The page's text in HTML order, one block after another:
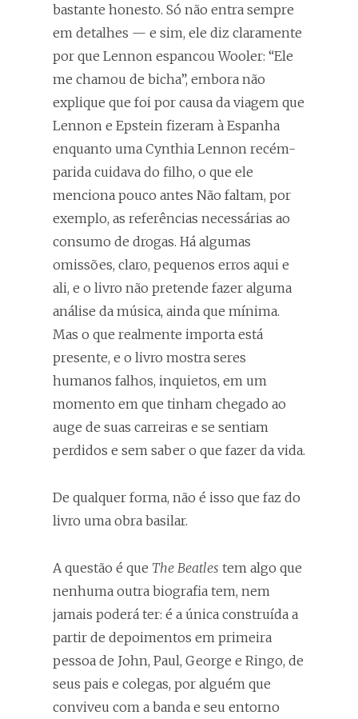
bastante honesto. Só não entra sempre
em detalhes — e sim, ele diz claramente
por que Lennon espancou Wooler: “Ele
me chamou de bicha”, embora não
explique que foi por causa da viagem que
Lennon e Epstein fizeram à Espanha
enquanto uma Cynthia Lennon recém-
parida cuidava do filho, o que ele
menciona pouco antes Não faltam, por
exemplo, as referências necessárias ao
consumo de drogas. Há algumas
omissões, claro, pequenos erros aqui e
ali, e o livro não pretende fazer alguma
análise da música, ainda que mínima.
Mas o que realmente importa está
presente, e o livro mostra seres
humanos falhos, inquietos, em um
momento em que tinham chegado ao
auge de suas carreiras e se sentiam
perdidos e sem saber o que fazer da vida.
De qualquer forma, não é isso que faz do
livro uma obra basilar.
A questão é que The Beatles tem algo que
nenhuma outra biografia tem, nem
jamais poderá ter: é a única construída a
partir de depoimentos em primeira
pessoa de John, Paul, George e Ringo, de
seus pais e colegas, por alguém que
conviveu com a banda e seu entorno